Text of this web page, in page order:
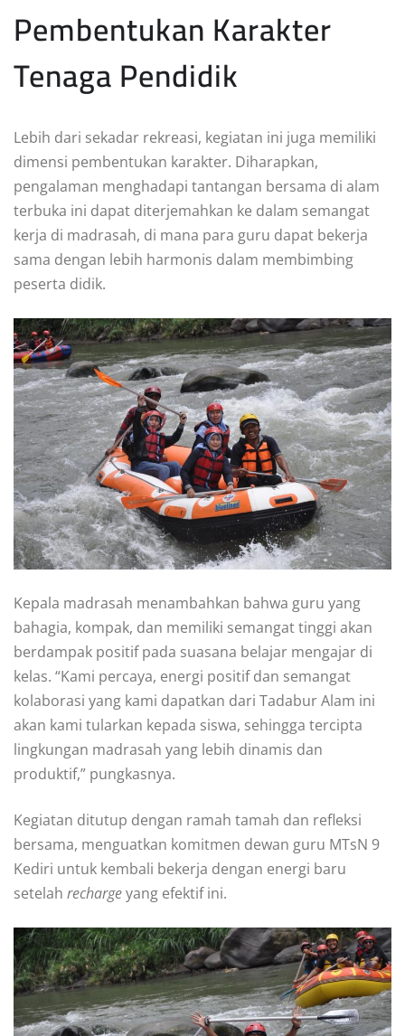
Pembentukan Karakter
Tenaga Pendidik
Lebih dari sekadar rekreasi, kegiatan ini juga memiliki
dimensi pembentukan karakter. Diharapkan,
pengalaman menghadapi tantangan bersama di alam
terbuka ini dapat diterjemahkan ke dalam semangat
kerja di madrasah, di mana para guru dapat bekerja
sama dengan lebih harmonis dalam membimbing
peserta didik.
Kepala madrasah menambahkan bahwa guru yang
bahagia, kompak, dan memiliki semangat tinggi akan
berdampak positif pada suasana belajar mengajar di
kelas. “Kami percaya, energi positif dan semangat
kolaborasi yang kami dapatkan dari Tadabur Alam ini
akan kami tularkan kepada siswa, sehingga tercipta
lingkungan madrasah yang lebih dinamis dan
produktif,” pungkasnya.
Kegiatan ditutup dengan ramah tamah dan refleksi
bersama, menguatkan komitmen dewan guru MTsN 9
Kediri untuk kembali bekerja dengan energi baru
setelah rechargeyang efektif ini.